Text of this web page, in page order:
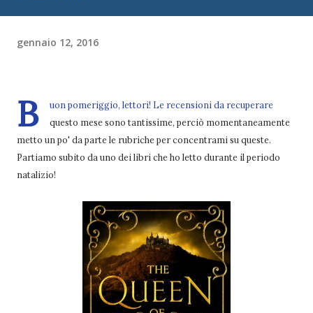
gennaio 12, 2016
B
uon pomeriggio, lettori! Le recensioni da recuperare
questo mese sono tantissime, perciò momentaneamente
metto un po' da parte le rubriche per concentrami su queste.
Partiamo subito da uno dei libri che ho letto durante il periodo
natalizio!